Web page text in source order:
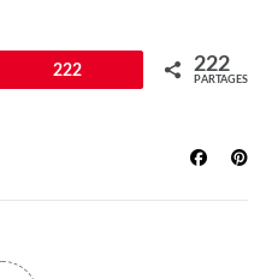
Épingle222 222
PARTAGES